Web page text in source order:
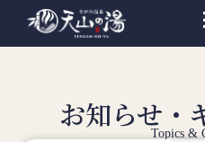
お知らせ・
Topics &